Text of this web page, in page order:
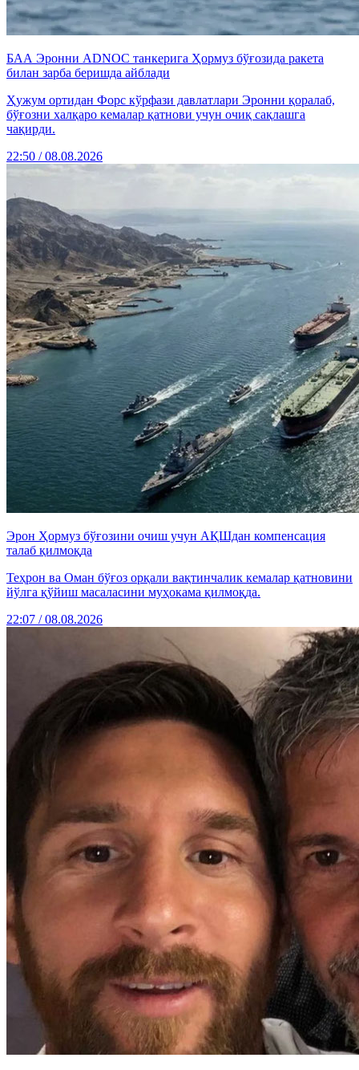
БАА Эронни ADNOC танкерига Ҳормуз бўғозида ракета
билан зарба беришда айблади
Ҳужум ортидан Форс кўрфази давлатлари Эронни қоралаб,
бўғозни халқаро кемалар қатнови учун очиқ сақлашга
чақирди.
22:50 / 08.08.2026
Эрон Ҳормуз бўғозини очиш учун АҚШдан компенсация
талаб қилмоқда
Теҳрон ва Оман бўғоз орқали вақтинчалик кемалар қатновини
йўлга қўйиш масаласини муҳокама қилмоқда.
22:07 / 08.08.2026